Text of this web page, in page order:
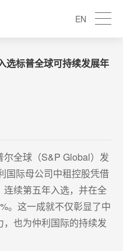
EN
选标普全球可持续发展年
全球（S&P Global）发
国际母公司中租控股凭借
续第五年入选，并在全
。这一成就不仅彰显了中
也为仲利国际的持续发